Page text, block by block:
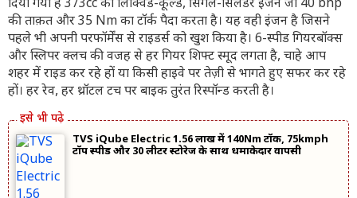
दिया गया है 373cc का लिक्विड-कूल्ड, सिंगल-सिलेंडर इंजन जो 40 bhp
की ताक़त और 35 Nm का टॉर्क पैदा करता है। यह वही इंजन है जिसने
पहले भी अपनी परफॉर्मेंस से राइडर्स को खुश किया है। 6-स्पीड गियरबॉक्स
और स्लिपर क्लच की वजह से हर गियर शिफ्ट स्मूद लगता है, चाहे आप
शहर में राइड कर रहे हों या किसी हाइवे पर तेज़ी से भागते हुए सफर कर रहे
हों। हर रेव, हर थ्रॉटल टच पर बाइक तुरंत रिस्पॉन्ड करती है।
TVS iQube Electric 1.56 लाख में 140Nm टॉर्क, 75kmph
टॉप स्पीड और 30 लीटर स्टोरेज के साथ धमाकेदार वापसी